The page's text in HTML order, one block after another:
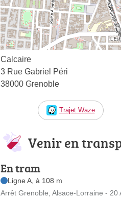
Calcaire
3 Rue Gabriel Péri
38000 Grenoble
Trajet Waze
Venir en
En tram
Ligne A, à 108 m
Arrêt Grenoble, Alsace-Lorraine - 20